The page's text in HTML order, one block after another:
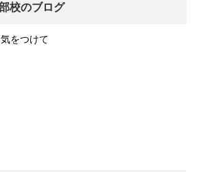
校のブログ
をつけて